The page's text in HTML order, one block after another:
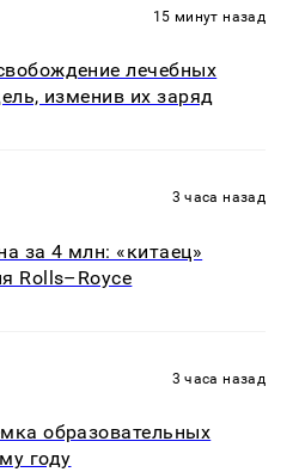
15 минут назад
лечебных
изменив их заряд
3 часа назад
за 4 млн: «китаец»
Rolls–Royce
3 часа назад
образовательных
году